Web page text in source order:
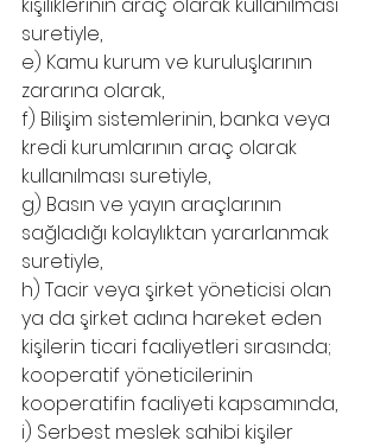
suretiyle,
e) Kamu kurum ve kuruluşlarının
zararına olarak,
f) Bilişim sistemlerinin, banka veya
kredi kurumlarının araç olarak
kullanılması suretiyle,
g) Basın ve yayın araçlarının
sağladığı kolaylıktan yararlanmak
suretiyle,
h) Tacir veya şirket yöneticisi olan
ya da şirket adına hareket eden
kişilerin ticari faaliyetleri sırasında;
kooperatif yöneticilerinin
kooperatifin faaliyeti kapsamında,
i) Serbest meslek sahibi kişiler